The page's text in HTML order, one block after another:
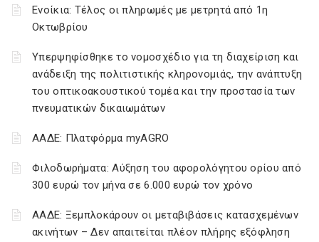
Ενοίκια: Τέλος οι πληρωμές με μετρητά από 1η
Οκτωβρίου
Υπερψηφίσθηκε το νομοσχέδιο για τη διαχείριση και
ανάδειξη της πολιτιστικής κληρονομιάς, την ανάπτυξη
του οπτικοακουστικού τομέα και την προστασία των
πνευματικών δικαιωμάτων
ΑΑΔΕ: Πλατφόρμα myAGRO
Φιλοδωρήματα: Αύξηση του αφορολόγητου ορίου από
300 ευρώ τον μήνα σε 6.000 ευρώ τον χρόνο
ΑΑΔΕ: Ξεμπλοκάρουν οι μεταβιβάσεις κατασχεμένων
ακινήτων – Δεν απαιτείται πλέον πλήρης εξόφληση